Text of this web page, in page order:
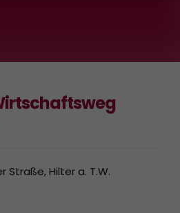
Straße, Hilter a. T.W.